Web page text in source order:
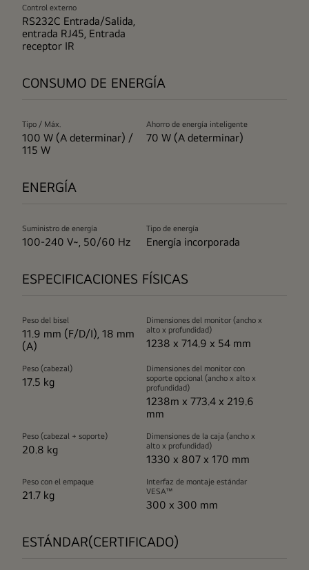
Control externo
RS232C Entrada/Salida,
entrada RJ45, Entrada
receptor IR
CONSUMO DE ENERGÍA
Tipo / Máx.
100 W (A determinar) /
115 W
Ahorro de energía inteligente
70 W (A determinar)
ENERGÍA
Suministro de energía
100-240 V~, 50/60 Hz
Tipo de energía
Energía incorporada
ESPECIFICACIONES FÍSICAS
Peso del bisel
11.9 mm (F/D/I), 18 mm
(A)
Dimensiones del monitor (ancho x
alto x profundidad)
1238 x 714.9 x 54 mm
Peso (cabezal)
17.5 kg
Dimensiones del monitor con
soporte opcional (ancho x alto x
profundidad)
1238m x 773.4 x 219.6
mm
Peso (cabezal + soporte)
20.8 kg
Dimensiones de la caja (ancho x
alto x profundidad)
1330 x 807 x 170 mm
Peso con el empaque
21.7 kg
Interfaz de montaje estándar
VESA™
300 x 300 mm
ESTÁNDAR(CERTIFICADO)